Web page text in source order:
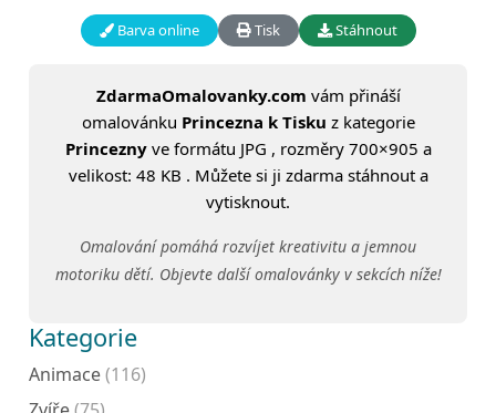
Barva online Tisk Stáhnout
ZdarmaOmalovanky.com vám přináší
omalovánku Princezna k Tisku z kategorie
Princeznyve formátu JPG , rozměry 700×905 a
velikost: 48 KB . Můžete si ji zdarma stáhnout a
vytisknout.
Omalování pomáhá rozvíjet kreativitu a jemnou
motoriku dětí. Objevte další omalovánky v sekcích níže!
Kategorie
Animace(116)